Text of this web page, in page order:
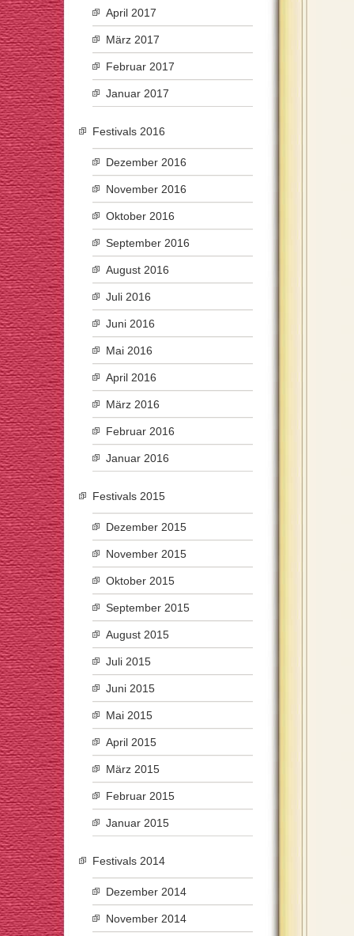
April 2017
März 2017
Februar 2017
Januar 2017
Festivals 2016
Dezember 2016
November 2016
Oktober 2016
September 2016
August 2016
Juli 2016
Juni 2016
Mai 2016
April 2016
März 2016
Februar 2016
Januar 2016
Festivals 2015
Dezember 2015
November 2015
Oktober 2015
September 2015
August 2015
Juli 2015
Juni 2015
Mai 2015
April 2015
März 2015
Februar 2015
Januar 2015
Festivals 2014
Dezember 2014
November 2014